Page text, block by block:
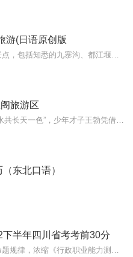
游(日语原创版
旅游区
东北口语）
半年四川省考考前30分